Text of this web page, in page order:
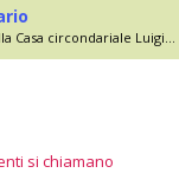
circondariale Luigi...
si chiamano